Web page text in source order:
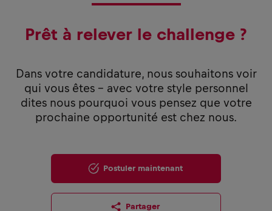
Prêt à relever le challenge ?
Dans votre candidature, nous souhaitons voir
qui vous êtes - avec votre style personnel
dites nous pourquoi vous pensez que votre
prochaine opportunité est chez nous.
Postuler maintenant
Partager